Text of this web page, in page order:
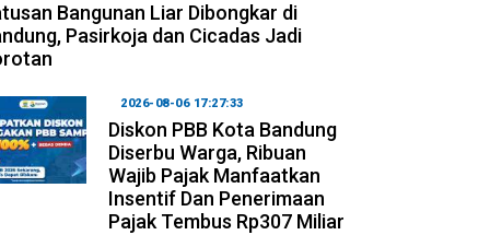
Bangunan Liar Dibongkar di
Pasirkoja dan Cicadas Jadi
2026-08-06 17:27:33
Diskon PBB Kota Bandung
Diserbu Warga, Ribuan
Wajib Pajak Manfaatkan
Insentif Dan Penerimaan
Pajak Tembus Rp307 Miliar